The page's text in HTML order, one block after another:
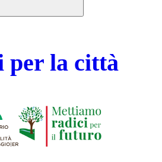
per la città